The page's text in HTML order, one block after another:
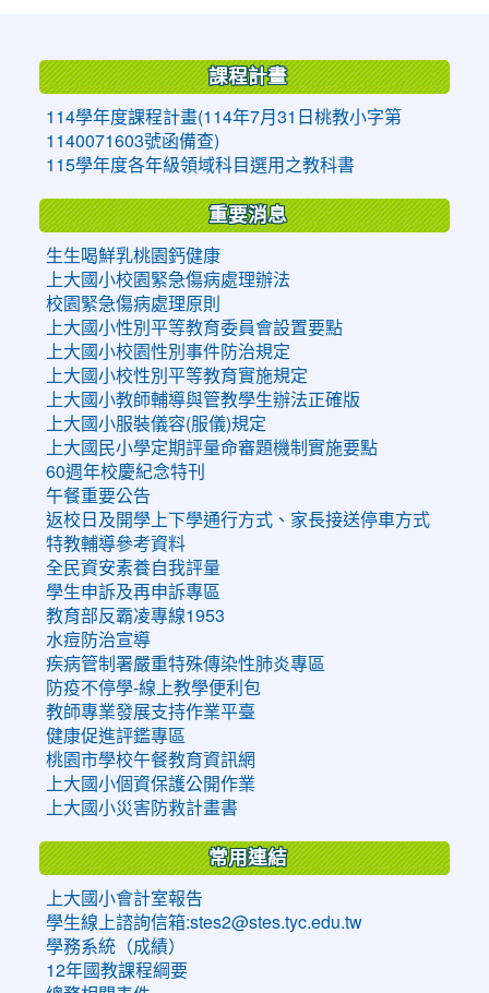
課程計畫
114學年度課程計畫(114年7月31日桃教小字第
1140071603號函備查)
115學年度各年級領域科目選用之教科書
重要消息
生生喝鮮乳桃園鈣健康
上大國小校園緊急傷病處理辦法
校園緊急傷病處理原則
上大國小性別平等教育委員會設置要點
上大國小校園性別事件防治規定
上大國小校性別平等教育實施規定
上大國小教師輔導與管教學生辦法正確版
上大國小服裝儀容(服儀)規定
上大國民小學定期評量命審題機制實施要點
60週年校慶紀念特刊
午餐重要公告
返校日及開學上下學通行方式、家長接送停車方式
特教輔導參考資料
全民資安素養自我評量
學生申訴及再申訴專區
教育部反霸凌專線1953
水痘防治宣導
疾病管制署嚴重特殊傳染性肺炎專區
防疫不停學-線上教學便利包
教師專業發展支持作業平臺
健康促進評鑑專區
桃園市學校午餐教育資訊網
上大國小個資保護公開作業
上大國小災害防救計畫書
常用連結
上大國小會計室報告
學生線上諮詢信箱:stes2@stes.tyc.edu.tw
學務系統（成績）
12年國教課程綱要